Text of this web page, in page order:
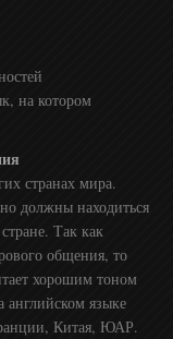
на котором
странах мира.
должны находиться
Так как
общения, то
хорошим тоном
английском языке
Китая, ЮАР.